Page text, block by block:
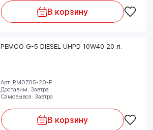
В корзину
PEMCO G-5 DIESEL UHPD 10W40 20 л.
Арт: PM0705-20-E
Доставим: Завтра
Самовывоз: Завтра
В корзину